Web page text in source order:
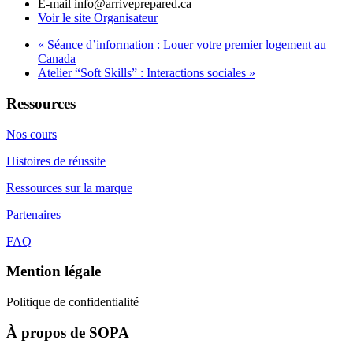
E-mail info@arriveprepared.ca
Voir le site Organisateur
« Séance d’information : Louer votre premier logement au
Canada
Atelier “Soft Skills” : Interactions sociales »
Ressources
Nos cours
Histoires de réussite
Ressources sur la marque
Partenaires
FAQ
Mention légale
Politique de confidentialité
À propos de SOPA